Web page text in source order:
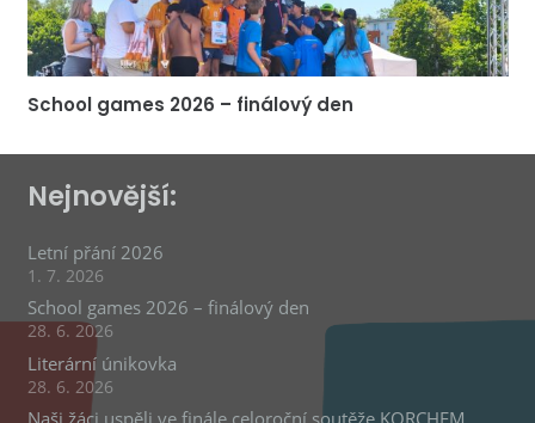
School games 2026 – finálový den
Nejnovější:
Letní přání 2026
1. 7. 2026
School games 2026 – finálový den
28. 6. 2026
Literární únikovka
28. 6. 2026